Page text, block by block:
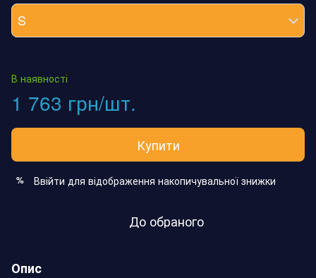
S
В наявності
1 763 грн/шт.
Купити
% Ввійти для відображення накопичувальної знижки
До обраного
Опис